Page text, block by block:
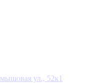
ул., 52к1